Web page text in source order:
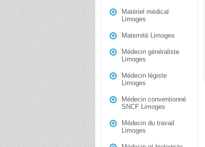
Matériel médical
Limoges
Maternité Limoges
Médecin généraliste
Limoges
Médecin légiste
Limoges
Médecin conventionné
SNCF Limoges
Médecin du travail
Limoges